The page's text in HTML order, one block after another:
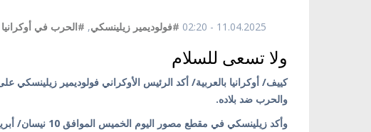
11.04.2025 - 02:20 #فولوديمير زيلينسكي, #الحرب في أوكرانيا
ولا تسعى للسلام
كييف/ أوكرانيا بالعربية/ أكد الرئيس الأوكراني فولوديمير
والحرب ضد بلاده.
وأكد زيلينسكي في